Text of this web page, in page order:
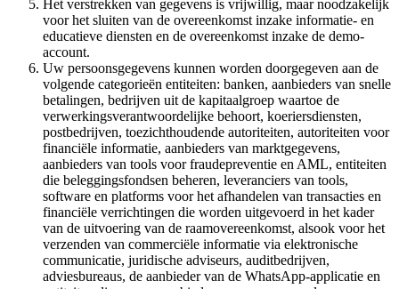
Het verstrekken van gegevens is vrijwillig, maar noodzakelijk
voor het sluiten van de overeenkomst inzake informatie- en
educatieve diensten en de overeenkomst inzake de demo-
account.
Uw persoonsgegevens kunnen worden doorgegeven aan de
volgende categorieën entiteiten: banken, aanbieders van snelle
betalingen, bedrijven uit de kapitaalgroep waartoe de
verwerkingsverantwoordelijke behoort, koeriersdiensten,
postbedrijven, toezichthoudende autoriteiten, autoriteiten voor
financiële informatie, aanbieders van marktgegevens,
aanbieders van tools voor fraudepreventie en AML, entiteiten
die beleggingsfondsen beheren, leveranciers van tools,
software en platforms voor het afhandelen van transacties en
financiële verrichtingen die worden uitgevoerd in het kader
van de uitvoering van de raamovereenkomst, alsook voor het
verzenden van commerciële informatie via elektronische
communicatie, juridische adviseurs, auditbedrijven,
adviesbureaus, de aanbieder van de WhatsApp-applicatie en